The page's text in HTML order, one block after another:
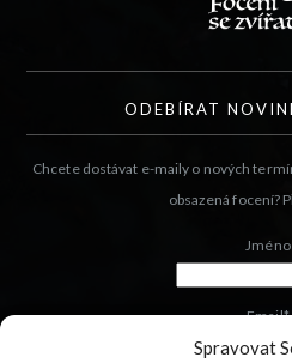
Spravovat
ODEBÍRAT
Chcete dostávat e-maily o nových
obsazená focení?
Jméno
Email*